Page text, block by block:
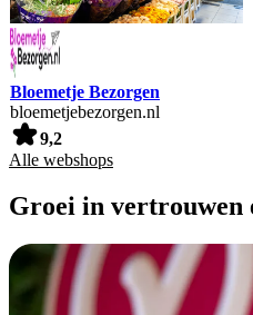
Bloemetje Bezorgen
bloemetjebezorgen.nl
9,2
Alle webshops
Groei in vertrouwen